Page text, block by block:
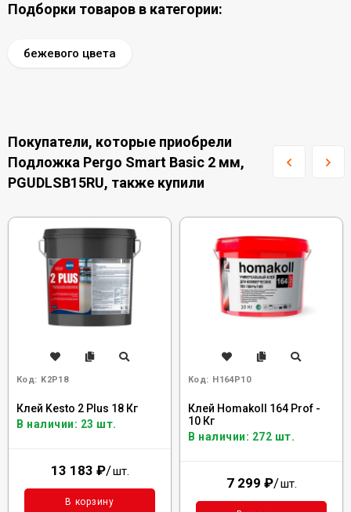
Подборки товаров в категории:
бежевого цвета
Покупатели, которые приобрели
Подложка Pergo Smart Basic 2 мм,
PGUDLSB15RU, также купили
Код: K2P18
Клей Kesto 2 Plus 18 Кг
В наличии: 23 шт.
13 183 ₽/шт.
В корзину
Код: H164P10
Клей Homakoll 164 Prof -
10 Кг
В наличии: 272 шт.
7 299 ₽/шт.